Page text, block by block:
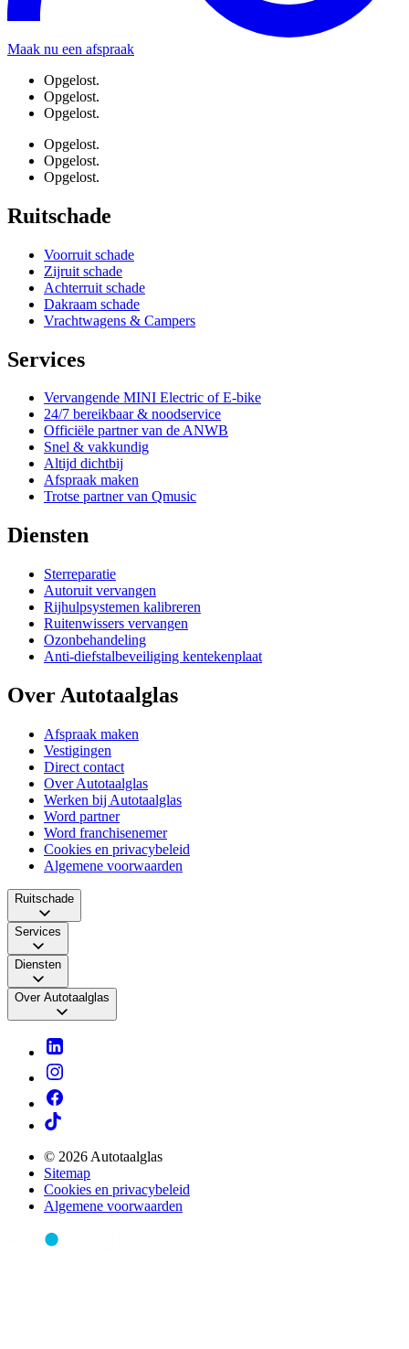
Maak nu een afspraak
Opgelost.
Opgelost.
Opgelost.
Opgelost.
Opgelost.
Opgelost.
Ruitschade
Voorruit schade
Zijruit schade
Achterruit schade
Dakraam schade
Vrachtwagens & Campers
Services
Vervangende MINI Electric of E-bike
24/7 bereikbaar & noodservice
Officiële partner van de ANWB
Snel & vakkundig
Altijd dichtbij
Afspraak maken
Trotse partner van Qmusic
Diensten
Sterreparatie
Autoruit vervangen
Rijhulpsystemen kalibreren
Ruitenwissers vervangen
Ozonbehandeling
Anti-diefstalbeveiliging kentekenplaat
Over Autotaalglas
Afspraak maken
Vestigingen
Direct contact
Over Autotaalglas
Werken bij Autotaalglas
Word partner
Word franchisenemer
Cookies en privacybeleid
Algemene voorwaarden
Ruitschade
Services
Diensten
Over Autotaalglas
© 2026 Autotaalglas
Sitemap
Cookies en privacybeleid
Algemene voorwaarden